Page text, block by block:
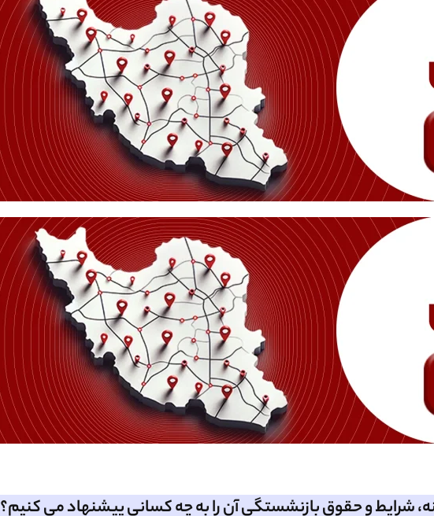
شرایط و حقوق بازنشستگی آن را به چه کسانی پیشنهاد می کنیم؟